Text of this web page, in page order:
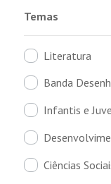
Temas
Literatura
Banda
Infantis e
Ciências